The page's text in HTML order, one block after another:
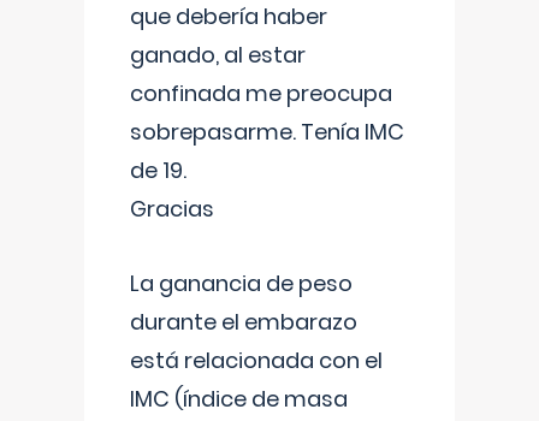
que debería haber
ganado, al estar
confinada me preocupa
sobrepasarme. Tenía IMC
de 19.
Gracias
La ganancia de peso
durante el embarazo
está relacionada con el
IMC (índice de masa